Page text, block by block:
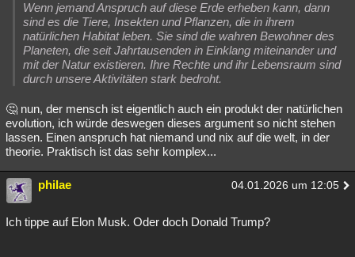
Wenn jemand Anspruch auf diese Erde erheben kann, dann
sind es die Tiere, Insekten und Pflanzen, die in ihrem
natürlichen Habitat leben. Sie sind die wahren Bewohner des
Planeten, die seit Jahrtausenden in Einklang miteinander und
mit der Natur existieren. Ihre Rechte und ihr Lebensraum sind
durch unsere Aktivitäten stark bedroht.
🤔 nun, der mensch ist eigentlich auch ein produkt der natürlichen
evolution, ich würde deswegen dieses argument so nicht stehen
lassen. Einen anspruch hat niemand und nix auf die welt, in der
theorie. Praktisch ist das sehr komplex...
philae 04.01.2026 um 12:05
Ich tippe auf Elon Musk. Oder doch Donald Trump?